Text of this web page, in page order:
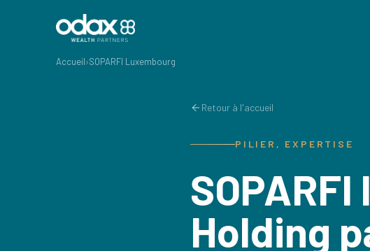
Accueil›SOPARFI Luxembourg
Retour à l'accueil
PILIER, EXPERTISE
Holding